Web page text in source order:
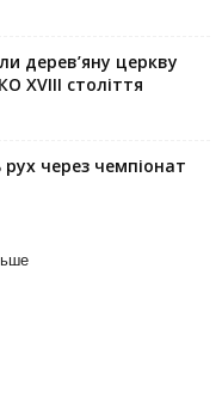
дерев’яну церкву
XVIII століття
через чемпіонат